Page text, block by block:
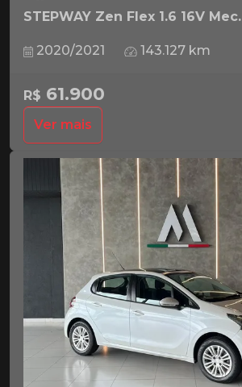
STEPWAY Zen Flex 1.6 16V Mec.
2020/2021 143.127 km
R$ 61.900
Ver mais